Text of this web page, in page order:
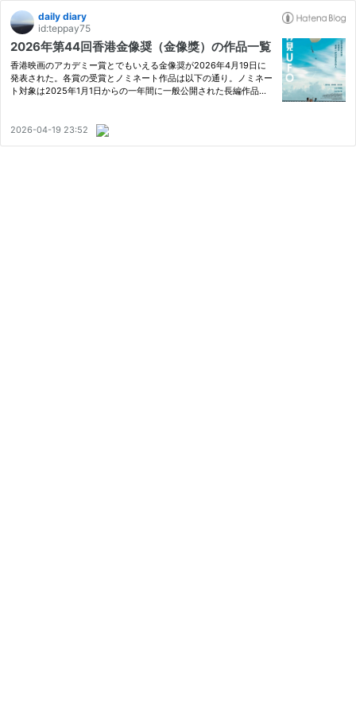
daily diary
id:teppay75
2026年第44回香港金像奨（金像獎）の作品一覧
香港映画のアカデミー賞とでもいえる金像奨が2026年4月19日に
発表された。各賞の受賞とノミネート作品は以下の通り。ノミネー
ト対象は2025年1月1日からの一年間に一般公開された長編作品と
2026-04-19 23:52